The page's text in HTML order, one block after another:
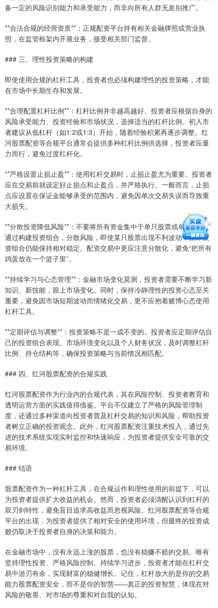
备一定的风险识别能力和承受能力，而非向所有人群无差别推广。
**合法合规的经营资质**：正规配资平台持有相关金融牌照或营业执
照，在监管框架内开展业务，接受相关部门监督。
### 三、理性投资策略的构建
即使使用合规的杠杆工具，投资者也必须构建理性的投资策略，才能
在市场中长期生存和发展。
**合理配置杠杆比例**：杠杆比例并非越高越好。投资者应根据自身的
风险承受能力、投资经验和市场状况，选择适当的杠杆比例。初入市
者建议从低杠杆（如1:2或1:3）开始，随着经验积累再逐步调整。红
河股票配资等合规平台通常会提供多种杠杆比例供选择，投资者应量
力而行，避免过度杠杆化。
**严格设置止损止盈**：使用杠杆交易时，止损止盈尤为重要。投资者
应在交易前就设定好止损点和止盈点，并严格执行。一般而言，止损
点应设置在保证金能够承受的范围内，避免因单次交易失误而导致重
大损失。
**分散投资降低风险**：不要将所有资金集中于单只股票或单一行业。
通过构建投资组合，分散风险，即使某只股票出现不利波动，整体投
资组合仍能保持相对稳定。配资交易中更应注意分散化，避免“把所有
鸡蛋放在一个篮子里”。
**持续学习与心态管理**：金融市场变化莫测，投资者需要不断学习新
知识、新技能，跟上市场变化。同时，保持冷静理性的投资心态至关
重要，避免因市场短期波动而情绪化交易，更不应抱着赌博心态使用
杠杆工具。
**定期评估与调整**：投资策略不是一成不变的。投资者应定期评估自
己的投资组合表现、市场环境变化以及个人财务状况，及时调整杠杆
比例、持仓结构等，确保投资策略与当前情况相匹配。
### 四、红河股票配资的合规实践
红河股票配资作为行业内的合规代表，其在风险控制、投资者教育和
透明运营方面的实践值得借鉴。平台不仅建立了严格的风险管理制
度，还通过多种渠道向投资者普及杠杆交易的知识和风险，帮助投资
者树立正确的投资观念。此外，红河股票配资注重技术投入，通过先
进的技术系统实现实时监控和快速响应，为投资者提供安全可靠的交
易环境。
### 结语
股票配资作为一种杠杆工具，在合规运作和理性使用的前提下，可以
为投资者提供扩大收益的机会。然而，投资者必须清醒认识到杠杆的
双刃剑特性，避免盲目追求高收益而忽视风险。红河股票配资等合规
平台的出现，为投资者提供了相对安全的使用环境，但最终的投资成
败仍取决于投资者自身的决策和能力。
在金融市场中，没有永远上涨的股票，也没有稳赚不赔的交易。唯有
坚持理性投资、严格风险控制、持续学习进步，投资者才能在杠杆交
易中游刃有余，实现财富的稳健增长。记住，杠杆放大的是你的交易
能力股票配资安全，而不是你的智慧——真正的投资智慧，体现在对
风险的敬畏、对市场的尊重和对自我的认知。